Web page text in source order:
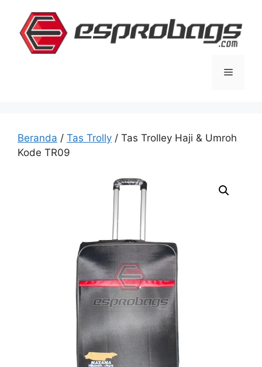
Menu
Beranda / Tas Trolly / Tas Trolley Haji & Umroh
Kode TR09